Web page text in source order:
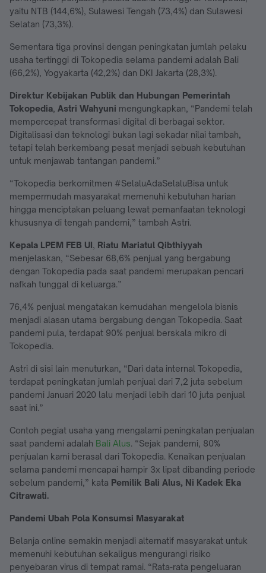
yaitu NTB (144,6%), Sulawesi Tengah (73,4%) dan Sulawesi
Selatan (73,3%).
Sementara tiga provinsi dengan peningkatan jumlah pelaku
usaha tertinggi di Tokopedia selama pandemi adalah Bali
(66,2%), Yogyakarta (42,2%) dan DKI Jakarta (28,3%).
Direktur Kebijakan Publik dan Hubungan Pemerintah
Tokopedia, Astri Wahyuni mengungkapkan, “Pandemi telah
mempercepat transformasi digital di berbagai sektor.
Digitalisasi dan teknologi bukan lagi sekadar nilai tambah,
tetapi telah berkembang pesat menjadi sebuah kebutuhan
untuk menjawab tantangan pandemi.”
“Tokopedia berkomitmen #SelaluAdaSelaluBisa untuk
mempermudah masyarakat memenuhi kebutuhan harian
hingga menciptakan peluang lewat pemanfaatan teknologi
khususnya di tengah pandemi,” tambah Astri.
Kepala LPEM FEB UI, Riatu Mariatul Qibthiyyah
menjelaskan, “Sebesar 68,6% penjual yang bergabung
dengan Tokopedia pada saat pandemi merupakan pencari
nafkah tunggal di keluarga.”
76,4% penjual mengatakan kemudahan mengelola bisnis
menjadi alasan utama bergabung dengan Tokopedia. Saat
pandemi pula, terdapat 90% penjual berskala mikro di
Tokopedia.
Astri di sisi lain menuturkan, “Dari data internal Tokopedia,
terdapat peningkatan jumlah penjual dari 7,2 juta sebelum
pandemi Januari 2020 lalu menjadi lebih dari 10 juta penjual
saat ini.”
Contoh pegiat usaha yang mengalami peningkatan penjualan
saat pandemi adalah Bali Alus. “Sejak pandemi, 80%
penjualan kami berasal dari Tokopedia. Kenaikan penjualan
selama pandemi mencapai hampir 3x lipat dibanding periode
sebelum pandemi,” kata Pemilik Bali Alus, Ni Kadek Eka
Citrawati.
Pandemi Ubah Pola Konsumsi Masyarakat
Belanja online semakin menjadi alternatif masyarakat untuk
memenuhi kebutuhan sekaligus mengurangi risiko
penyebaran virus di tempat ramai. “Rata-rata pengeluaran